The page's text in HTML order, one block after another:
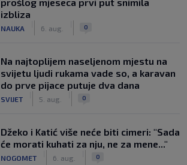
izbliza
NAUKA 6. aug. 0
Na najtoplijem naseljenom mjestu na
svijetu ljudi rukama vade so, a karavan
do prve pijace putuje dva dana
SVIJET 5. aug. 0
Džeko i Katić više neće biti cimeri: "Sada
će morati kuhati za nju, ne za mene..."
NOGOMET 6. aug. 0